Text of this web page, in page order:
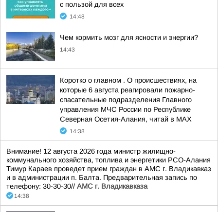
с пользой для всех
14:48
Чем кормить мозг для ясности и энергии?
14:43
Коротко о главном . О происшествиях, на
которые 6 августа реагировали пожарно-
спасательные подразделения Главного
управления МЧС России по Республике
Северная Осетия-Алания, читай в МАХ
14:38
Внимание! 12 августа 2026 года министр жилищно-
коммунального хозяйства, топлива и энергетики РСО-Алания
Тимур Караев проведет прием граждан в АМС г. Владикавказ
и в администрации п. Балта. Предварительная запись по
телефону: 30-30-30// АМС г. Владикавказа
14:38